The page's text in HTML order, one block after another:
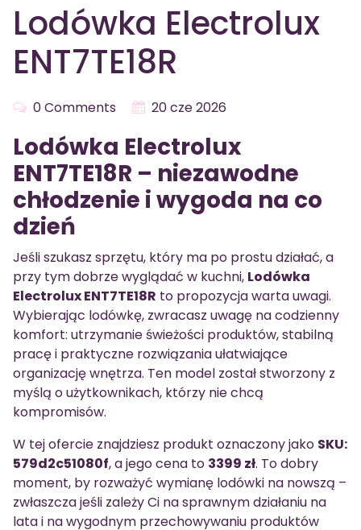
Lodówka Electrolux
ENT7TE18R
0 Comments 20 cze 2026
Lodówka Electrolux
ENT7TE18R – niezawodne
chłodzenie i wygoda na co
dzień
Jeśli szukasz sprzętu, który ma po prostu działać, a
przy tym dobrze wyglądać w kuchni, Lodówka
Electrolux ENT7TE18R to propozycja warta uwagi.
Wybierając lodówkę, zwracasz uwagę na codzienny
komfort: utrzymanie świeżości produktów, stabilną
pracę i praktyczne rozwiązania ułatwiające
organizację wnętrza. Ten model został stworzony z
myślą o użytkownikach, którzy nie chcą
kompromisów.
W tej ofercie znajdziesz produkt oznaczony jako SKU:
579d2c51080f, a jego cena to 3399 zł. To dobry
moment, by rozważyć wymianę lodówki na nowszą –
zwłaszcza jeśli zależy Ci na sprawnym działaniu na
lata i na wygodnym przechowywaniu produktów